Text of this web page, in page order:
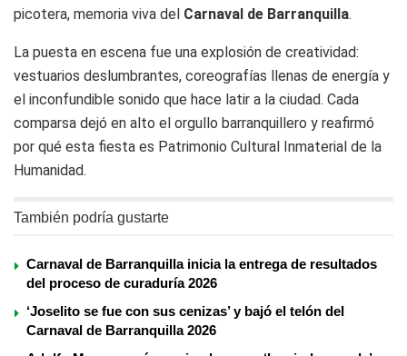
picotera, memoria viva del Carnaval de Barranquilla.
La puesta en escena fue una explosión de creatividad:
vestuarios deslumbrantes, coreografías llenas de energía y
el inconfundible sonido que hace latir a la ciudad. Cada
comparsa dejó en alto el orgullo barranquillero y reafirmó
por qué esta fiesta es Patrimonio Cultural Inmaterial de la
Humanidad.
También podría gustarte
Carnaval de Barranquilla inicia la entrega de resultados
del proceso de curaduría 2026
‘Joselito se fue con sus cenizas’ y bajó el telón del
Carnaval de Barranquilla 2026